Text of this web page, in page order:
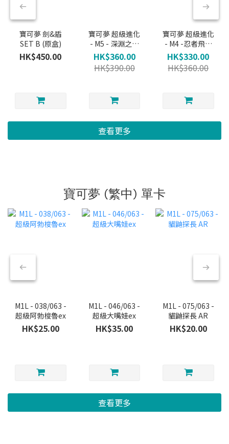
寶可夢 劍&盾
SET B (原盒)
HK$450.00
寶可夢 超級進化
- M5 - 深淵之瞳
原盒 (繁中)
HK$360.00
HK$390.00
寶可夢 超級進化
- M4 -忍者飛旋
原盒 (繁中)
HK$330.00
HK$360.00
查看更多
寶可夢 (繁中) 單卡
M1L - 038/063 -
超級阿勃梭魯ex
HK$25.00
M1L - 046/063 -
超級大嘴娃ex
HK$35.00
M1L - 075/063 -
貓鼬探長 AR
HK$20.00
查看更多